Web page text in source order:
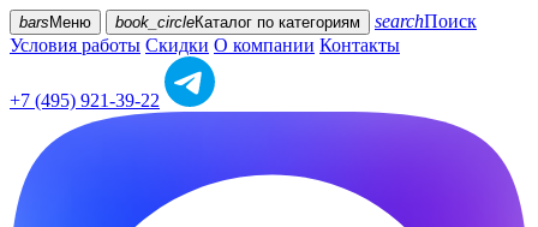
bars Меню book_circleКаталог по категориям searchПоиск
Условия работы Скидки О компании Контакты
+7 (495) 921-39-22